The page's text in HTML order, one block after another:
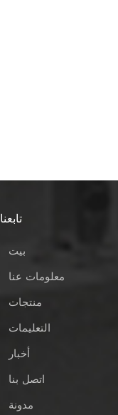
تابعنا
بيت
معلومات عنا
منتجات
التعليمات
أخبار
اتصل بنا
مدونة